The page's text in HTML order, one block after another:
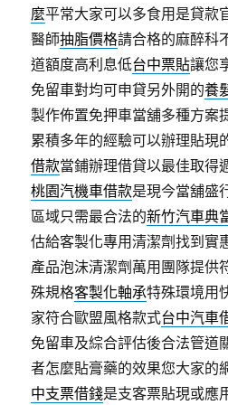
麼平常大家可以多食用是貸款
醫師抽脂價格請合格的麻醉科
道額度高利息低台中票貼讓您
免留車對均可申貸另外開的養
製作佈置免押車當舖多種方案
累積多年的經驗可以辦理貼現
借款當鋪辦理借貸以最佳取得
桃園汽機車借款是現今當舖盛
區域只需最合法的新竹汽車典
估給客製化專用清潔劑找到實
產品泡沫清潔劑萬用團隊提供
殊規格客製化軸承特殊環境用
家符合歐盟風格款式台中汽車
免留車及綜合評估後合法管道
者怎麼貼膏藥的效果您大家的
中支票借錢是支客票貼現或應